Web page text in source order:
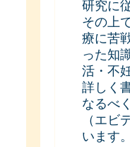
研究に
その上
療に苦
った知
活・不
詳しく
なるべ
（エビ
います。